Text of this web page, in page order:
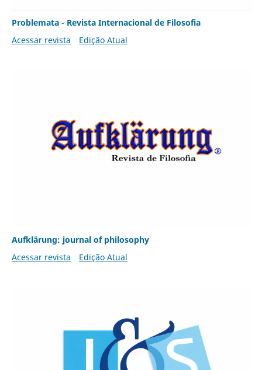
Problemata - Revista Internacional de Filosofia
Acessar revista
Edição Atual
Aufklärung: journal of philosophy
Acessar revista
Edição Atual